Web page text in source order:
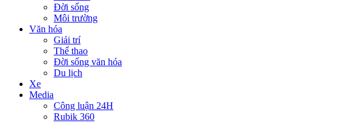
Đời sống
Môi trường
Văn hóa
Giải trí
Thể thao
Đời sống văn hóa
Du lịch
Xe
Media
Công luận 24H
Rubik 360